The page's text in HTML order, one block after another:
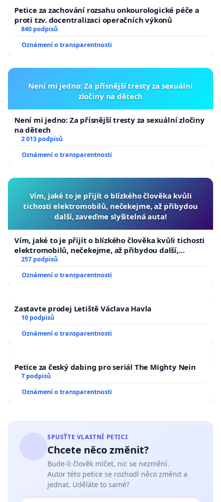
Petice za zachování rozsahu onkourologické péče a
proti tzv. docentralizaci operačních výkonů
840 podpisů
Oznámení o transparentnosti
Není mi jedno: Za přísnější tresty za sexuální
zločiny na dětech
Není mi jedno: Za přísnější tresty za sexuální zločiny
na dětech
2 013 podpisů
Oznámení o transparentnosti
Vím, jaké to je přijít o blízkého člověka kvůli
tichosti elektromobilů, nečekejme, až přibydou
další, zaveďme slyšitelná auta!
Vím, jaké to je přijít o blízkého člověka kvůli tichosti
elektromobilů, nečekejme, až přibydou další,
zaveďme slyšitelná auta!
257 podpisů
Oznámení o transparentnosti
Zastavte prodej Letiště Václava Havla
10 podpisů
Oznámení o transparentnosti
Petice za český dabing pro seriál The Mighty Nein
7 podpisů
Oznámení o transparentnosti
SPUSŤTE VLASTNÍ PETICI
Chcete něco změnit?
Bude-li člověk mlčet, nic se nezmění.
Autor této petice se rozhodl něco změnit a
jednat. Uděláte to samé?